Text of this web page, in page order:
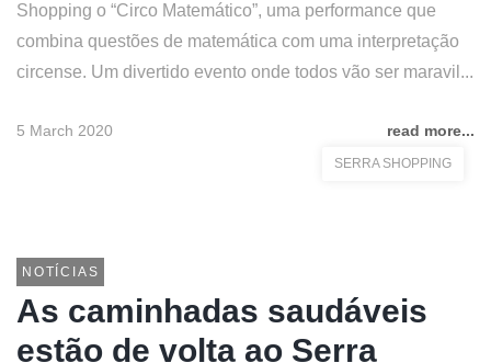
Shopping o “Circo Matemático”, uma performance que
combina questões de matemática com uma interpretação
circense. Um divertido evento onde todos vão ser maravil...
5 March 2020 read more...
SERRA SHOPPING
NOTÍCIAS
As caminhadas saudáveis
estão de volta ao Serra